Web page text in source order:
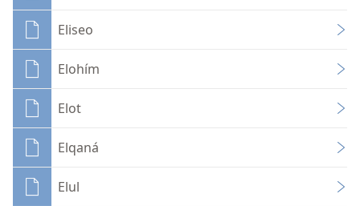
Eliseo
Elohím
Elot
Elqaná
Elul